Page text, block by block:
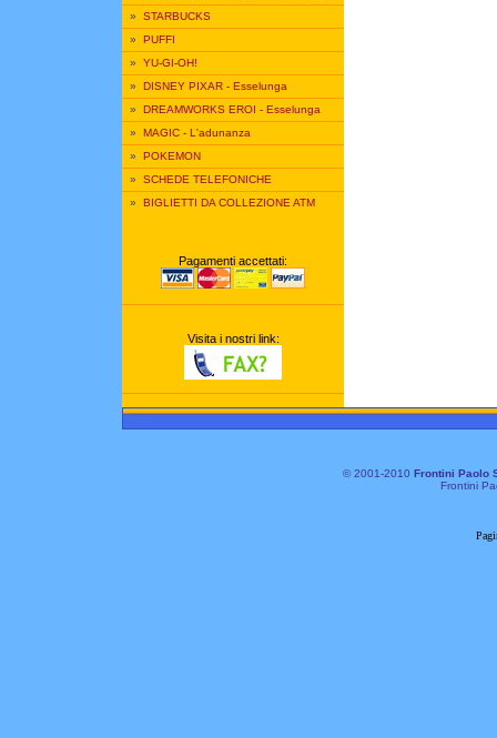
» STARBUCKS
» PUFFI
» YU-GI-OH!
» DISNEY PIXAR - Esselunga
» DREAMWORKS EROI - Esselunga
» MAGIC - L'adunanza
» POKEMON
» SCHEDE TELEFONICHE
» BIGLIETTI DA COLLEZIONE ATM
Pagamenti accettati:
Visita i nostri link:
© 2001-2010 Frontini Paolo
Frontini